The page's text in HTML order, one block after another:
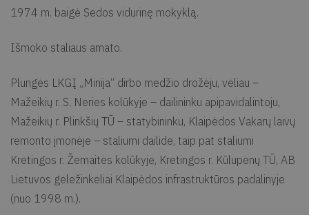
1974 m. baigė Sedos vidurinę mokyklą.
Išmoko staliaus amato.
Plungės LKGĮ „Minija“ dirbo medžio drožėju, vėliau –
Mažeikių r. S. Nėries kolūkyje – dailininku apipavidalintoju,
Mažeikių r. Plinkšių TŪ – statybininku, Klaipėdos Vakarų laivų
remonto įmonėje – staliumi dailide, taip pat staliumi
Kretingos r. Žemaitės kolūkyje, Kretingos r. Kūlupėnų TŪ, AB
Lietuvos geležinkeliai Klaipėdos infrastruktūros padalinyje
(nuo 1998 m.).